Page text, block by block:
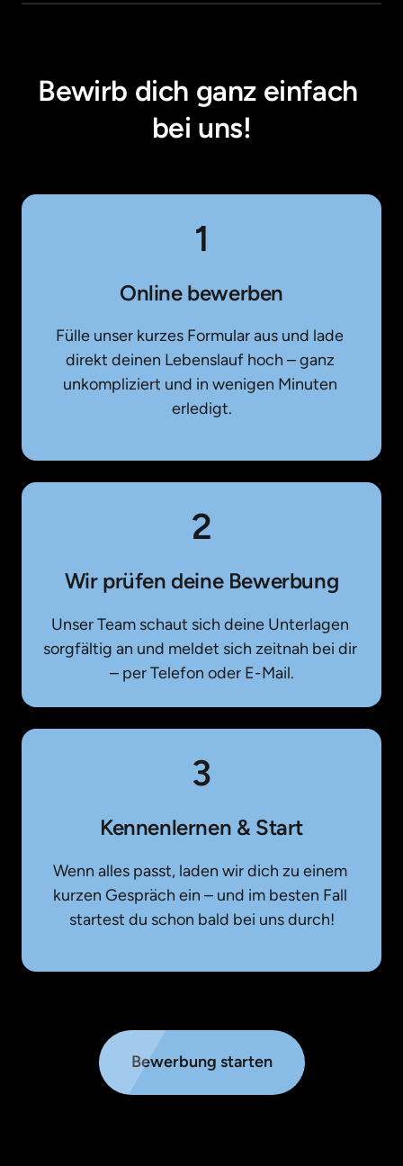
Bewirb dich ganz einfach
bei uns!
1
Online bewerben
Fülle unser kurzes Formular aus und lade
direkt deinen Lebenslauf hoch – ganz
unkompliziert und in wenigen Minuten
erledigt.
2
Wir prüfen deine Bewerbung
Unser Team schaut sich deine Unterlagen
sorgfältig an und meldet sich zeitnah bei dir
– per Telefon oder E-Mail.
3
Kennenlernen & Start
Wenn alles passt, laden wir dich zu einem
kurzen Gespräch ein – und im besten Fall
startest du schon bald bei uns durch!
Bewerbung starten